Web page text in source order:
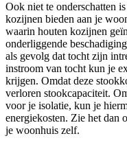
Ook niet te onderschatten
kozijnen bieden aan je
waarin houten kozijnen
onderliggende
als gevolg dat tocht zijn
instroom van tocht kun je
krijgen. Omdat deze
verloren stookcapaciteit.
voor je isolatie, kun je
energiekosten. Zie het dan
je woonhuis zelf.